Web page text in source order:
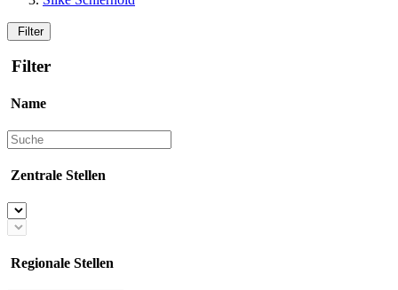
Filter
Filter
Name
Zentrale Stellen
Regionale Stellen